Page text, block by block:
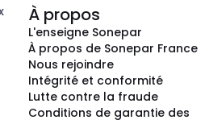
À propos
L'enseigne Sonepar
À propos de Sonepar France
Nous rejoindre
Intégrité et conformité
Lutte contre la fraude
Conditions de garantie des